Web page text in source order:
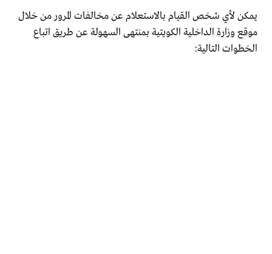
يمكن لأي شخص القيام بالاستعلام عن مخالفات المرور من خلال
موقع وزارة الداخلية الكويتية بمنتهى السهولة عن طريق اتباع
الخطوات التالية: